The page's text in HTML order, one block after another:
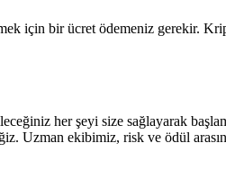
için bir ücret ödemeniz gerekir.
her şeyi size sağlayarak
Uzman ekibimiz, risk ve ödül